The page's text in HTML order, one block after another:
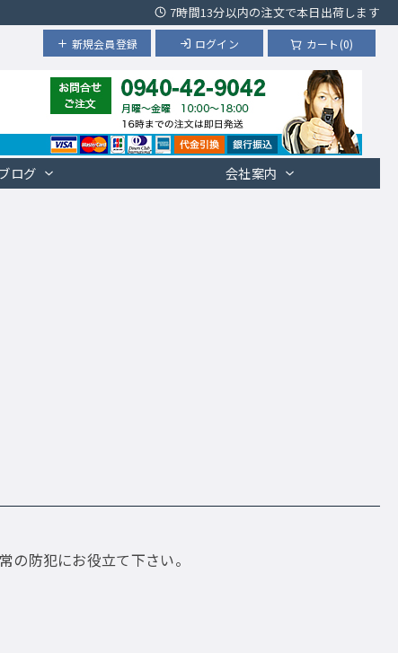
7時間13分以内の注文で本日出荷します
カート(0)
ログイン
新規会員登録
ログ 会社案内
防犯にお役立て下さい。